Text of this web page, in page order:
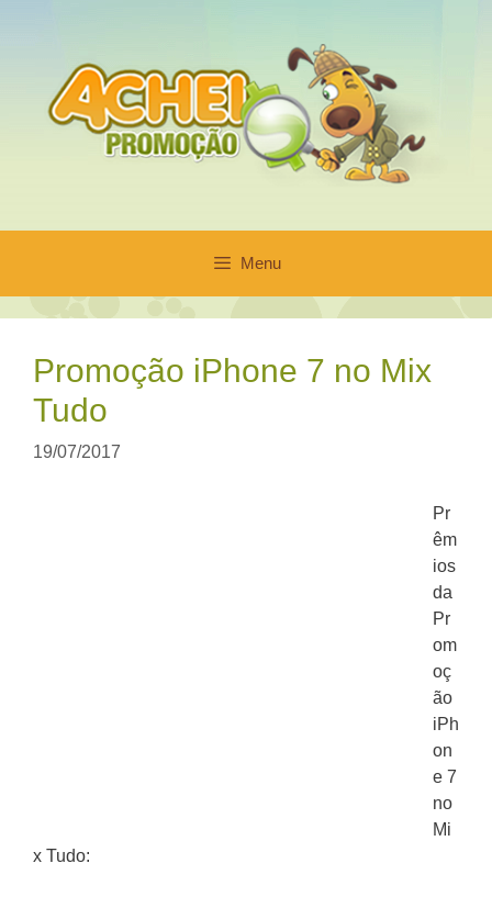
conteúdo
Menu
Promoção iPhone 7 no Mix
Tudo
19/07/2017
Pr
êm
ios
da
Pr
om
oç
ão
iPh
on
e 7
no
Mi
x Tudo: